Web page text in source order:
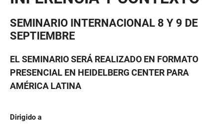
SEMINARIO INTERNACIONAL 8 Y 9 DE
SEPTIEMBRE
EL SEMINARIO SERÁ REALIZADO EN FORMATO
PRESENCIAL EN HEIDELBERG CENTER PARA
AMÉRICA LATINA
Dirigido a